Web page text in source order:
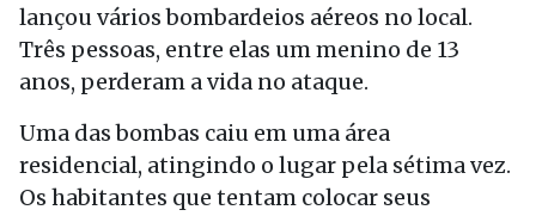
lançou vários bombardeios aéreos no local.
Três pessoas, entre elas um menino de 13
anos, perderam a vida no ataque.
Uma das bombas caiu em uma área
residencial, atingindo o lugar pela sétima vez.
Os habitantes que tentam colocar seus